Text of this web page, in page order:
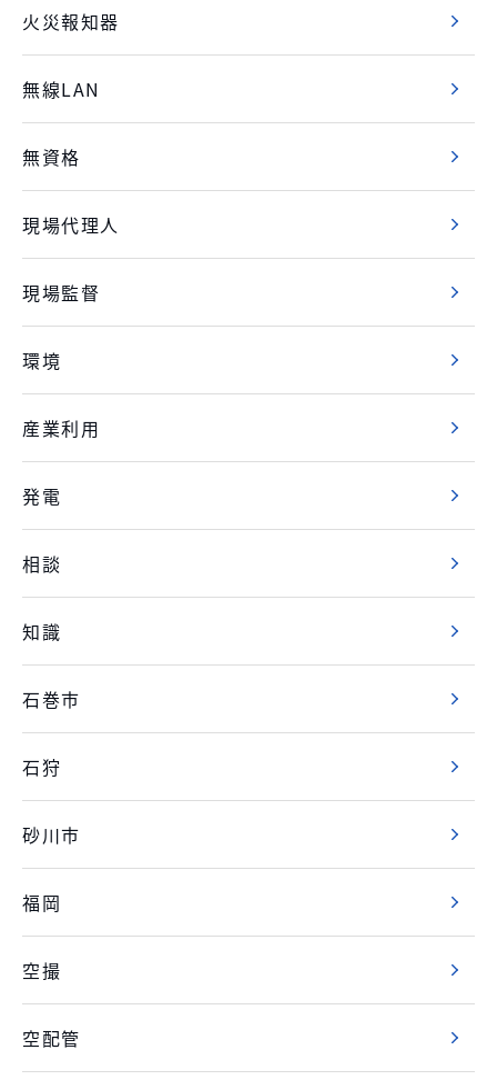
火災報知器
無線LAN
無資格
現場代理人
現場監督
環境
産業利用
発電
相談
知識
石巻市
石狩
砂川市
福岡
空撮
空配管